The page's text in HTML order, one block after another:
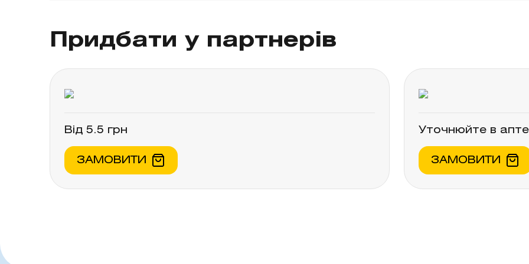
виразки. Геморагічний діатез. Виражена ниркова недостатність. Виражена
«Взаємодія з іншими лікарськими засобами та інші види взаємодій»).
Придбати у партнерів
Від 5.5 грн
ЗАМОВИТИ
Уточнюйте в
ЗАМОВИТИ